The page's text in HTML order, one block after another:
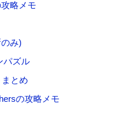
略メモ
み)
パズル
とめ
の攻略メモ